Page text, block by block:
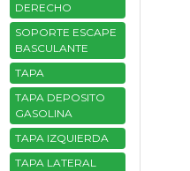
DERECHO
SOPORTE ESCAPE
BASCULANTE
TAPA
TAPA DEPOSITO
GASOLINA
TAPA IZQUIERDA
TAPA LATERAL